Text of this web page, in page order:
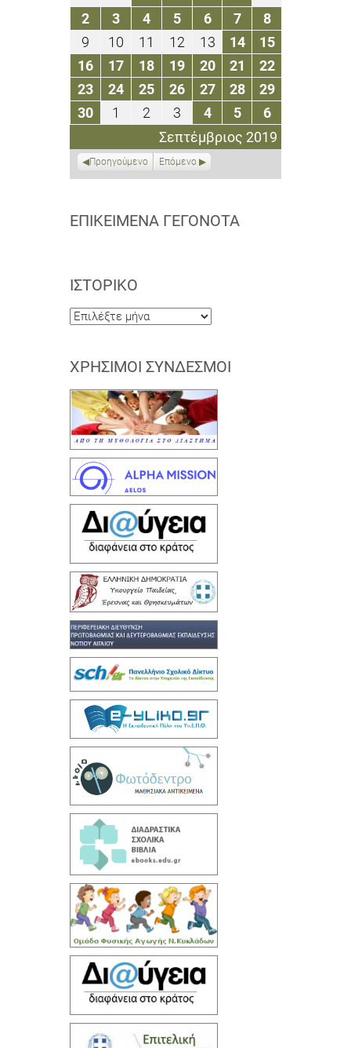
Σεπτέμβριος 2019
Αυγούστου
2019
Αυγούστου
2019
Αυγούστου
2019
Αυγούστου
2019
Αυγούστου
2019
Αυγούστου
20192019
22
Σεπτεμβρίου
2019
33
Σεπτεμβρίου
2019
44
Σεπτεμβρίου
2019
55
Σεπτεμβρίου
2019
66
Σεπτεμβρίου
2019
77
Σεπτεμβρίου
2019
88
2019
9
Σεπτεμβρίου
2019
10
Σεπτεμβρίου
2019
11
Σεπτεμβρίου
2019
12
Σεπτεμβρίου
2019
1313
Σεπτεμβρίου
2019
1414
Σεπτεμβρίου
2019
1515
2019
1616
Σεπτεμβρίου
2019
1717
Σεπτεμβρίου
2019
1818
Σεπτεμβρίου
2019
1919
Σεπτεμβρίου
2019
2020
Σεπτεμβρίου
2019
21 21
Σεπτεμβρίου
2019
2222
2019
2323
Σεπτεμβρίου
2019
2424
Σεπτεμβρίου
2019
2525
Σεπτεμβρίου
2019
2626
Σεπτεμβρίου
2019
2727
Σεπτεμβρίου
2019
2828
Σεπτεμβρίου
2019
2929
2019
3030
Σεπτεμβρίου
1
Οκτωβρίου
2
Οκτωβρίου
2019
3
Οκτωβρίου
2019
44
Οκτωβρίου
2019
55
Οκτωβρίου
2019
66
Οκτωβρίου
2019
Προηγούμενο Επόμενο
ΕΠΙΚΕΊΜΕΝΑ ΓΕΓΟΝΌΤΑ
ΙΣΤΟΡΙΚΌ
Ιστορικό
ΧΡΉΣΙΜΟΙ ΣΎΝΔΕΣΜΟΙ